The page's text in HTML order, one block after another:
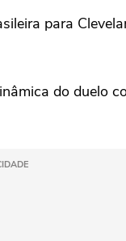
para
do duelo